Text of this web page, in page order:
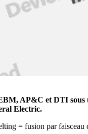
AP&C et DTI
Electric.
= fusion par faisceau